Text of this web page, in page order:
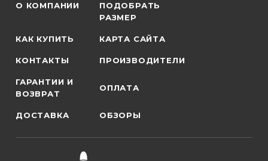
О КОМПАНИИ
ПОДОБРАТЬ
РАЗМЕР
КАК КУПИТЬ КАРТА САЙТА
КОНТАКТЫ ПРОИЗВОДИТЕЛИ
ГАРАНТИИ И
ВОЗВРАТ
ОПЛАТА
ДОСТАВКА ОБЗОРЫ